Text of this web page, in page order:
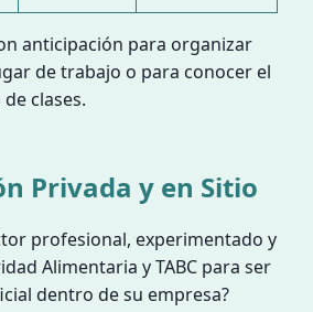
anticipación para organizar
de trabajo o para conocer el
clases.
Privada y en Sitio
profesional, experimentado y
Alimentaria y TABC para ser
dentro de su empresa?